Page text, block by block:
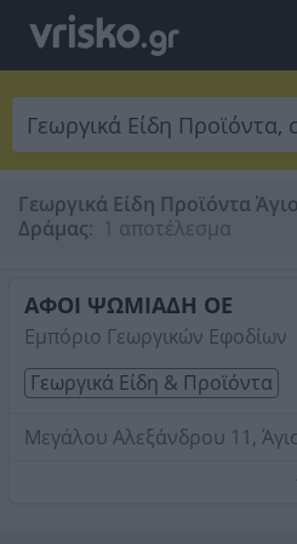
Γεωργικά Είδη Προϊόντα
Δράμας: 1 αποτέλεσμα
ΑΦΟΙ ΨΩΜΙΑΔΗ ΟΕ
Εμπόριο Γεωργικών Εφοδίων
Γεωργικά Είδη & Προϊόντα
Μεγάλου Αλεξάνδρου 11,